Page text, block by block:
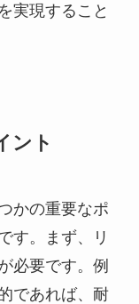
実現すること
ント
かの重要なポ
す。まず、リ
必要です。例
であれば、耐